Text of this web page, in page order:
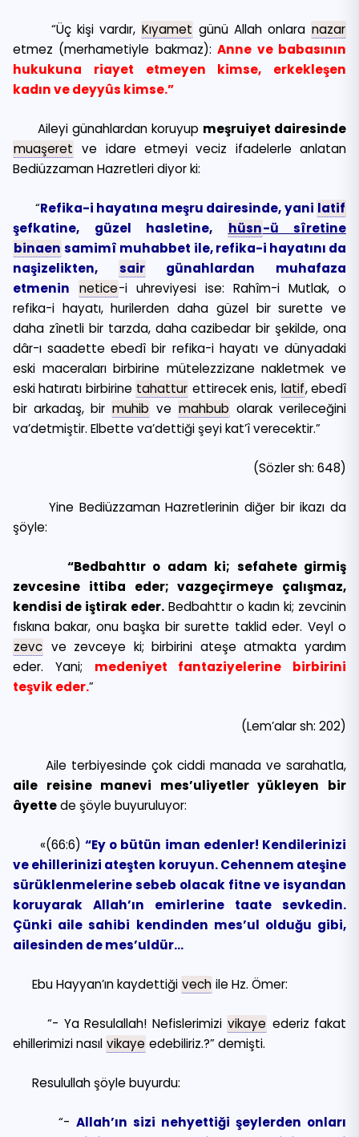
“Üç kişi vardır, Kıyamet günü Allah onlara nazar
etmez (merhametiyle bakmaz):Anne ve babasının
hukukuna riayet etmeyen kimse, erkekleşen
kadın ve deyyûs kimse.”
Aileyi günahlardan koruyup meşruiyet dairesinde
muaşeret ve idare etmeyi veciz ifadelerle anlatan
Bediüzzaman Hazretleri diyor ki:
“Refika-i hayatına meşru dairesinde, yani latif
şefkatine, güzel hasletine,
hüsn-ü sîretine
binaen samimî muhabbet ile, refika-i hayatını da
naşizelikten, sair günahlardan muhafaza
etmenin
netice-i uhreviyesi ise: Rahîm-i Mutlak, o
refika-i hayatı, hurilerden daha güzel bir surette ve
daha zînetli bir tarzda, daha cazibedar bir şekilde, ona
dâr-ı saadette ebedî bir refika-i hayatı ve dünyadaki
eski maceraları birbirine mütelezzizane nakletmek ve
eski hatıratı birbirine tahattur ettirecek enis, latif, ebedî
bir arkadaş, bir muhib ve mahbub olarak verileceğini
va’detmiştir. Elbette va’dettiği şeyi kat’î verecektir.”
(Sözler sh: 648)
Yine Bediüzzaman Hazretlerinin diğer bir ikazı da
şöyle:
“Bedbahttır o adam ki; sefahete girmiş
zevcesine ittiba eder; vazgeçirmeye çalışmaz,
kendisi de iştirak eder. Bedbahttır o kadın ki; zevcinin
fıskına bakar, onu başka bir surette taklid eder. Veyl o
zevc ve zevceye ki; birbirini ateşe atmakta yardım
eder. Yani; medeniyet fantaziyelerine birbirini
teşvik eder.”
(Lem’alar sh: 202)
Aile terbiyesinde çok ciddi manada ve sarahatla,
aile reisine manevi mes’uliyetler yükleyen bir
âyettede şöyle buyuruluyor:
«(66:6) “Ey o bütün iman edenler! Kendilerinizi
ve ehillerinizi ateşten koruyun. Cehennem ateşine
sürüklenmelerine sebeb olacak fitne ve isyandan
koruyarak Allah’ın emirlerine taate sevkedin.
Çünki aile sahibi kendinden mes’ul olduğu gibi,
ailesinden de mes’uldür…
Ebu Hayyan’ın kaydettiği vech ile Hz. Ömer:
“- Ya Resulallah! Nefislerimizi vikaye ederiz fakat
ehillerimizi nasıl vikaye edebiliriz.?” demişti.
Resulullah şöyle buyurdu:
“- Allah’ın sizi nehyettiği şeylerden onları